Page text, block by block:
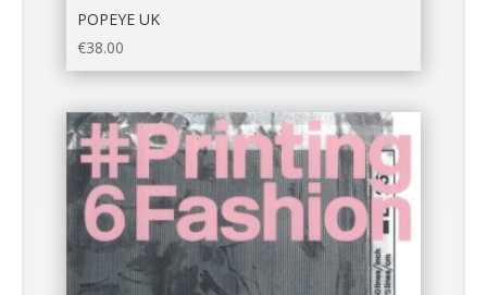
POPEYE UK
€38.00